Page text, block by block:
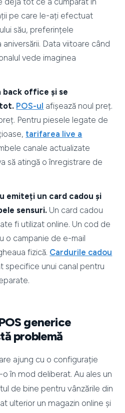
pe care le-ați efectuat
său, preferințele
Data viitoare când
vede imaginea
back office și se
POS-ul afișează noul preț.
Pentru piesele legate de
tarifarea live a
canale actualizate
să atingă o înregistrare de
emiteți un card cadou și
sensuri. Un card cadou
fi utilizat online. Un cod de
o campanie de e-mail
fizică. Cardurile cadou
specifice unui canal pentru
generice
problemă
ajung cu o configurație
în mod deliberat. Au ales un
de bine pentru vânzările din
ulterior un magazin online și